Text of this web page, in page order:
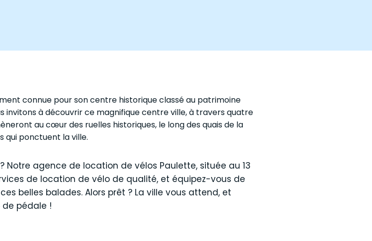
connue pour son centre historique classé au patrimoine
invitons à découvrir ce magnifique centre ville, à travers quatre
au cœur des ruelles historiques, le long des quais de la
qui ponctuent la ville.
agence de location de vélos Paulette, située au 13
de location de vélo de qualité, et équipez-vous de
belles balades. Alors prêt ? La ville vous attend, et
pédale !